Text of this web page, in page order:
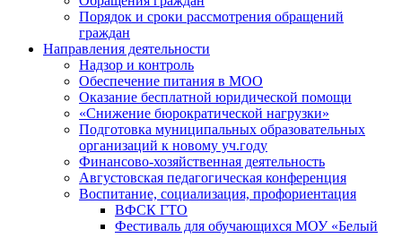
Порядок и сроки рассмотрения обращений
граждан
Направления деятельности
Надзор и контроль
Обеспечение питания в МОО
Оказание бесплатной юридической помощи
«Снижение бюрократической нагрузки»
Подготовка муниципальных образовательных
организаций к новому уч.году
Финансово-хозяйственная деятельность
Августовская педагогическая конференция
Воспитание, социализация, профориентация
ВФСК ГТО
Фестиваль для обучающихся МОУ «Белый